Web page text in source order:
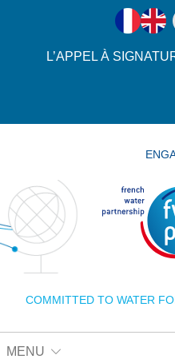
L’APPEL À
COMMITTED TO WATER
MENU